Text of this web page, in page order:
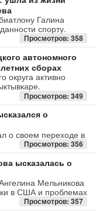
Галина
спорту.
Просмотров: 358
автономного
сборах
округа активно
Просмотров: 349
о
о своем переходе в
Просмотров: 356
ысказалась о
Мельникова
в США и проблемах
Просмотров: 357